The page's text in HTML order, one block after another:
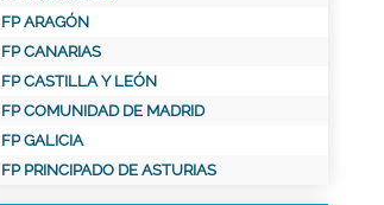
FP ARAGÓN
FP CANARIAS
FP CASTILLA Y LEÓN
FP COMUNIDAD DE MADRID
FP GALICIA
FP PRINCIPADO DE ASTURIAS